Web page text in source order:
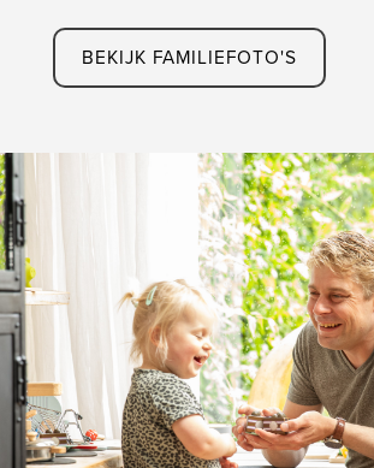
BEKIJK FAMILIEFOTO'S